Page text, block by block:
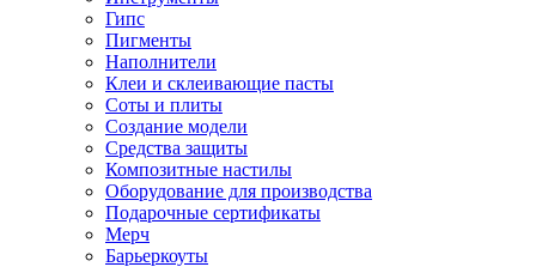
Гипс
Пигменты
Наполнители
Клеи и склеивающие пасты
Соты и плиты
Создание модели
Средства защиты
Композитные настилы
Оборудование для производства
Подарочные сертификаты
Мерч
Барьеркоуты